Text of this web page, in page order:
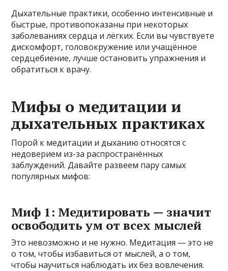
Дыхательные практики, особенно интенсивные и
быстрые, противопоказаны при некоторых
заболеваниях сердца и лёгких. Если вы чувствуете
дискомфорт, головокружение или учащённое
сердцебиение, лучше остановить упражнения и
обратиться к врачу.
Мифы о медитации и
дыхательных практиках
Порой к медитации и дыханию относятся с
недоверием из-за распространённых
заблуждений. Давайте развеем пару самых
популярных мифов:
Миф 1: Медитировать — значит
освободить ум от всех мыслей
Это невозможно и не нужно. Медитация — это не
о том, чтобы избавиться от мыслей, а о том,
чтобы научиться наблюдать их без вовлечения.